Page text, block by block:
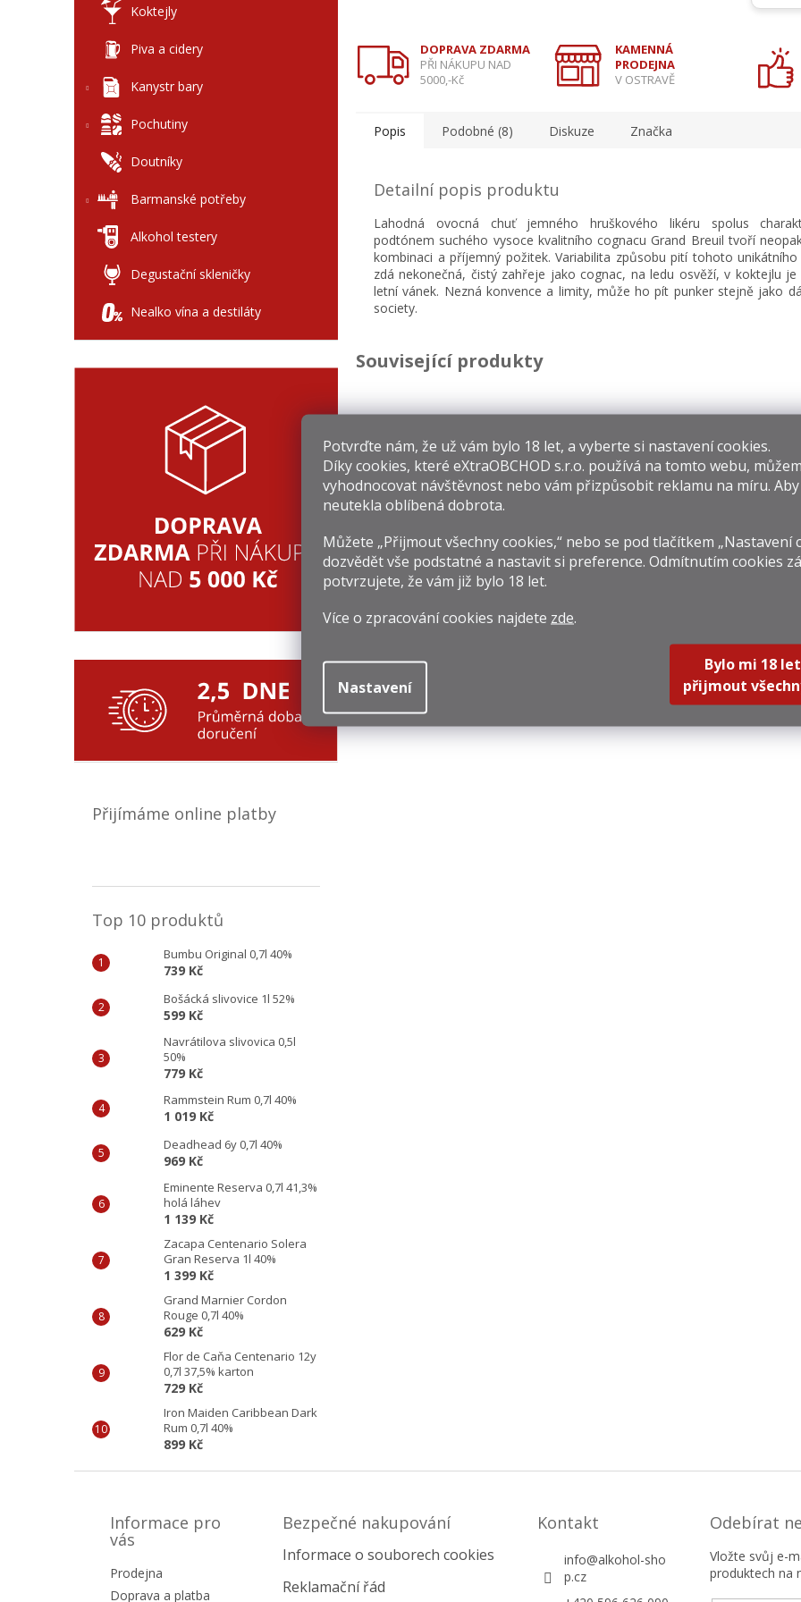
Potvrďte nám​​, že už vám bylo 18 let, a vyberte si nastavení cookies.
Díky cookies, které eXtraOBCHOD s.r.o. používá na tomto webu,
vyhodnocovat návštěvnost nebo vám přizpůsobit reklamu na míru. Aby
neutekla oblíbená dobrota.
Můžete „Přijmout všechny cookies,“ nebo se pod tlačítkem „Nastavení
dozvědět vše podstatné a nastavit si preference. Odmítnutím cookies
potvrzujete, že vám již bylo 18 let.
Více o zpracování cookies najdete zde.
Nastavení
Bylo mi 18
přijmout
Koktejly
Piva a cidery
Kanystr bary
Pochutiny
Doutníky
Barmanské potřeby
Alkohol testery
Degustační skleničky
Nealko vína a destiláty
Přijímáme online platby
Top 10 produktů
Bumbu Original 0,7l 40%
739 Kč
Bošácká slivovice 1l 52%
599 Kč
Navrátilova slivovica 0,5l
50%
779 Kč
Rammstein Rum 0,7l 40%
1 019 Kč
Deadhead 6y 0,7l 40%
969 Kč
Eminente Reserva 0,7l 41,3%
holá láhev
1 139 Kč
Zacapa Centenario Solera
Gran Reserva 1l 40%
1 399 Kč
Grand Marnier Cordon
Rouge 0,7l 40%
629 Kč
Flor de Caňa Centenario 12y
0,7l 37,5% karton
729 Kč
Iron Maiden Caribbean Dark
Rum 0,7l 40%
899 Kč
DOPRAVA ZDARMA
PŘI NÁKUPU NAD
5000,-Kč
KAMENNÁ
PRODEJNA
V OSTRAVĚ
Popis Podobné (8) Diskuze Značka
Detailní popis produktu
Lahodná ovocná chuť jemného hruškového likéru spolus
podtónem suchého vysoce kvalitního cognacu Grand Breuil tvoří
kombinaci a příjemný požitek. Variabilita způsobu pití tohoto
zdá nekonečná, čistý zahřeje jako cognac, na ledu osvěží, v koktejlu je
letní vánek. Nezná konvence a limity, může ho pít punker stejně jako
society.
Související produkty
Camus VS
0,7l 40%
849 Kč
Měrná
1 212,86 Kč / 1 l
Do košíku
1 119 Kč 599
Informace pro
vás
Prodejna
Doprava a platba
Bezpečné nakupování
Informace o souborech cookies
Reklamační řád
Kontakt
info@alkohol-sho
p.cz
Odebírat
Vložte svůj e-
produktech na